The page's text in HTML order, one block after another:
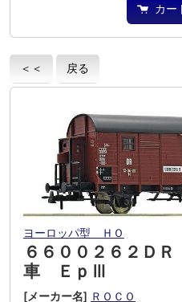
カー
＜＜ 戻る
ヨーロッパ型 ＨＯ
６６００２６２Ｄ
車 ＥｐⅢ
[メーカー名] ＲＯＣＯ